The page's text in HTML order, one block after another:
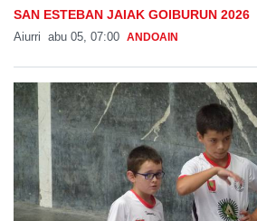
SAN ESTEBAN JAIAK GOIBURUN 2026
Aiurri abu 05, 07:00 ANDOAIN